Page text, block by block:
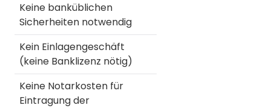
Keine banküblichen
Sicherheiten notwendig
Kein Einlagengeschäft
(keine Banklizenz nötig)
Keine Notarkosten für
Eintragung der